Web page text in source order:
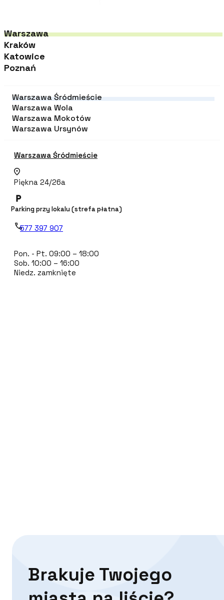
Warszawa
Kraków
Katowice
Poznań
Warszawa Śródmieście
Warszawa Wola
Warszawa Mokotów
Warszawa Ursynów
Warszawa Śródmieście
Piękna 24/26a
Parking przy lokalu (strefa płatna)
577 397 907
Pon. - Pt. 09:00 – 18:00
Sob. 10:00 – 16:00
Niedz. zamknięte
Brakuje Twojego